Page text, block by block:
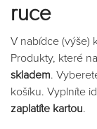
ruce
V nabídce (výše)
Produkty, které
skladem​.
košíku. Vyplníte
zaplatíte kartou​.